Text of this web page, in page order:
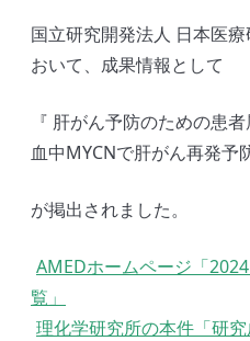
国立研究開発法人 日本医
おいて、成果情報として
『 肝がん予防のための患
血中MYCNで肝がん再発予
が掲出されました。
AMEDホームページ「
覧」
理化学研究所の本件「研